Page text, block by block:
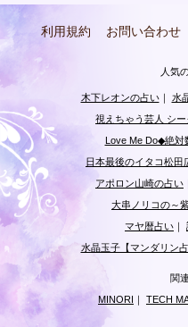
利用規約 お問い合わせ
人気
木下レオンの占い｜ 水
視えちゃう芸人 シ
Love Me Do◆絶対
日本最後のイタコ松田
アポロン山崎の占い
大串ノリコの～
マヤ暦占い
水晶玉子【マンダリン占
関
MINORI
TECH